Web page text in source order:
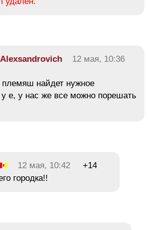
12 мая, 10:36
племяш найдет нужное
у е, у нас же все можно порешать
12 мая, 10:42
+14
городка!!